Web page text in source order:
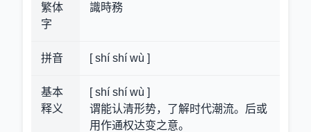
繁体
字
識時務
拼音 [ shí shí wù ]
基本
释义
[ shí shí wù ]
谓能认清形势，了解时代潮流。后或
用作通权达变之意。